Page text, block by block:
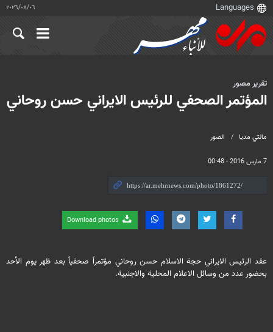
٠٦‏/٠٨‏/٢٠٢٦
مالتي مدیا الصور
7 مارس 2016 - 00:48
تقرير مصور
المؤتمر الصحفي للرئيس الايراني حسن روحاني
عقد الرئيس الايراني حجة الاسلام حسن روحاني مؤتمراً صحفياً بعد ظهر يوم الأحد
بحضور عدد من وسائل الاعلام المحلية والاجنبية.